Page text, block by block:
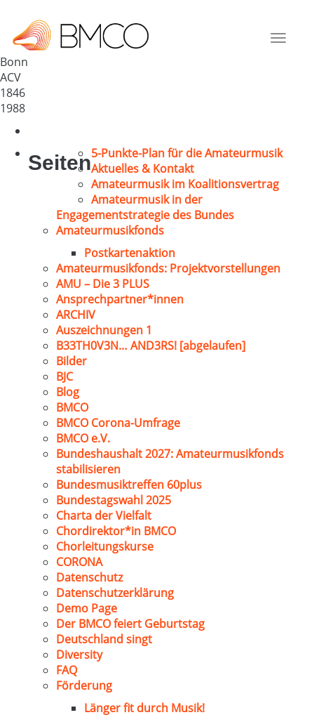
Toggle
Deutschland
53229
Bonn
ACV
1846
1988
Seiten5-Punkte-Plan für die Amateurmusik
Aktuelles & Kontakt
Amateurmusik im Koalitionsvertrag
Amateurmusik in der
Engagementstrategie des Bundes
Amateurmusikfonds
Postkartenaktion
Amateurmusikfonds: Projektvorstellungen
AMU – Die 3 PLUS
Ansprechpartner*innen
ARCHIV
Auszeichnungen 1
B33TH0V3N… AND3RS! [abgelaufen]
Bilder
BJC
Blog
BMCO
BMCO Corona-Umfrage
BMCO e.V.
Bundeshaushalt 2027: Amateurmusikfonds
stabilisieren
Bundesmusiktreffen 60plus
Bundestagswahl 2025
Charta der Vielfalt
Chordirektor*in BMCO
Chorleitungskurse
CORONA
Datenschutz
Datenschutzerklärung
Demo Page
Der BMCO feiert Geburtstag
Deutschland singt
Diversity
FAQ
Förderung
Länger fit durch Musik!